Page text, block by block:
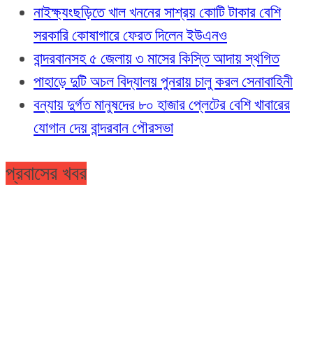
নাইক্ষ্যংছড়িতে খাল খননের সাশ্রয় কোটি টাকার বেশি
সরকারি কোষাগারে ফেরত দিলেন ইউএনও
বান্দরবানসহ ৫ জেলায় ৩ মাসের কিস্তি আদায় স্থগিত
পাহাড়ে দুটি অচল বিদ্যালয় পুনরায় চালু করল সেনাবাহিনী
বন্যায় দুর্গত মানুষদের ৮০ হাজার প্লেটের বেশি খাবারের
যোগান দেয় বান্দরবান পৌরসভা
প্রবাসের খবর